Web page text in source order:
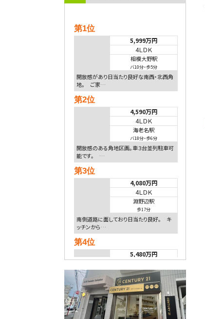
第1位
5,999万円
4ＬＤＫ
相模大野駅
バ10分・歩5分
開放感があり日当たり良好な南西・北西角
地。 ご家…
第2位
4,590万円
4ＬＤＫ
海老名駅
バ18分・歩6分
開放感のある角地区画。車３台並列駐車可
能です。 …
第3位
4,080万円
4ＬＤＫ
淵野辺駅
歩17分
南側道路に面しており日当たり良好。 キ
ッチンから…
第4位
5,480万円
相模大野駅
バ9分・ 歩4分
２０１５年６月築、積水ハウス施工住宅で
す。 南東…
第5位